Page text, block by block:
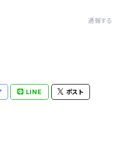
通報する
LINE ポスト